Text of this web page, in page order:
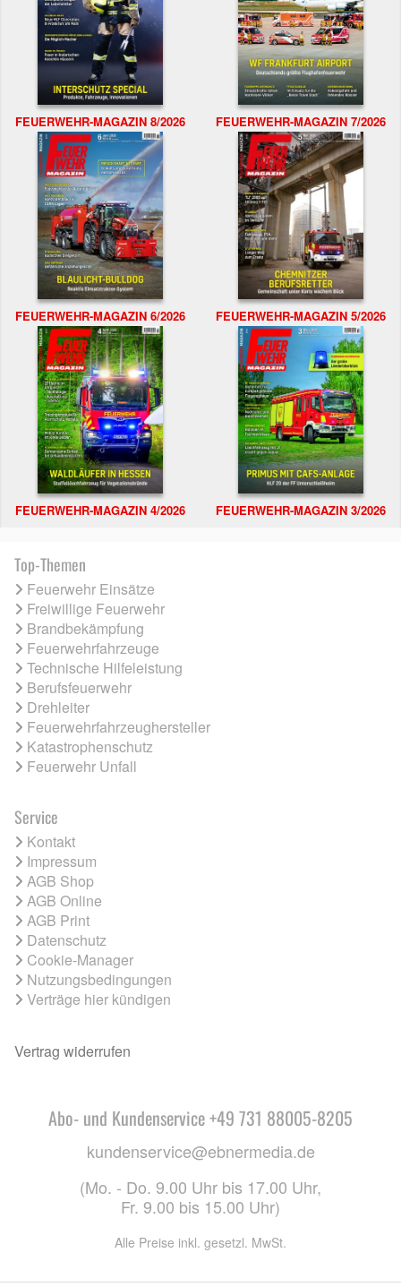
FEUERWEHR-MAGAZIN 8/2026 FEUERWEHR-MAGAZIN 7/2026
FEUERWEHR-MAGAZIN 6/2026 FEUERWEHR-MAGAZIN 5/2026
FEUERWEHR-MAGAZIN 4/2026 FEUERWEHR-MAGAZIN 3/2026
Top-Themen
Feuerwehr Einsätze
Freiwillige Feuerwehr
Brandbekämpfung
Feuerwehrfahrzeuge
Technische Hilfeleistung
Berufsfeuerwehr
Drehleiter
Feuerwehrfahrzeughersteller
Katastrophenschutz
Feuerwehr Unfall
Service
Kontakt
Impressum
AGB Shop
AGB Online
AGB Print
Datenschutz
Cookie-Manager
Nutzungsbedingungen
Verträge hier kündigen
Vertrag widerrufen
Abo- und Kundenservice +49 731 88005-8205
kundenservice@ebnermedia.de
(Mo. - Do. 9.00 Uhr bis 17.00 Uhr,
Fr. 9.00 bis 15.00 Uhr)
Alle Preise inkl. gesetzl. MwSt.